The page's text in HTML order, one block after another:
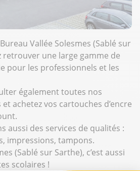
Vallée Solesmes (Sablé sur
retrouver une large gamme de
pour les professionnels et les
également toutes nos
achetez vos cartouches d’encre
aussi des services de qualités :
impressions, tampons.
(Sablé sur Sarthe), c’est aussi
scolaires !